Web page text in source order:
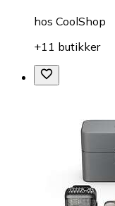
hos CoolShop
+11 butikker